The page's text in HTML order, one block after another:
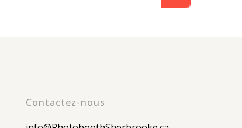
Contactez-nous